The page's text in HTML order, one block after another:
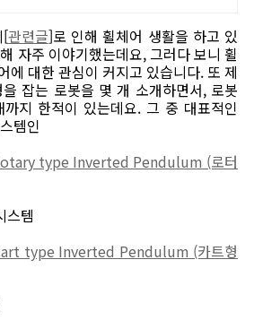
[관련글]로 인해 휠체어 생활을 하고 있
자주 이야기했는데요, 그러다 보니 휠
에 대한 관심이 커지고 있습니다. 또 제
잡는 로봇을 몇 개 소개하면서, 로봇
지 한적이 있는데요. 그 중 대표적인
템인
type Inverted Pendulum (로터
스템
type Inverted Pendulum (카트형